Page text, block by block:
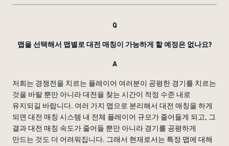
Q
맵을 선택해서 맵별로 대전 매칭이 가능하게 할 예정은 없나요?
A
저희는 경쟁전을 치르는 플레이어 여러분이 공평한 경기를 치르는
것을 바랄 뿐만 아니라 대전을 찾는 시간이 적정 수준 내로
유지되길 바랍니다. 여러 가지 맵으로 분리해서 대전 매칭을 하게
되면 대전 매칭 시스템 내 전체 플레이어 규모가 줄어들게 되고, 그
결과 대전 매칭 속도가 줄어들 뿐만 아니라 경기를 공평하게
만드는 것도 더 어려워집니다. 그래서 현재로서는 특정 맵에 대해